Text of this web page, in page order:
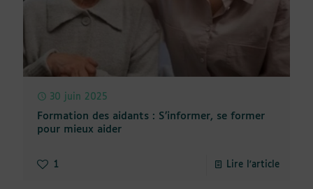
30 juin 2025
Formation des aidants : S’informer, se former
pour mieux aider
1 Lire l'article